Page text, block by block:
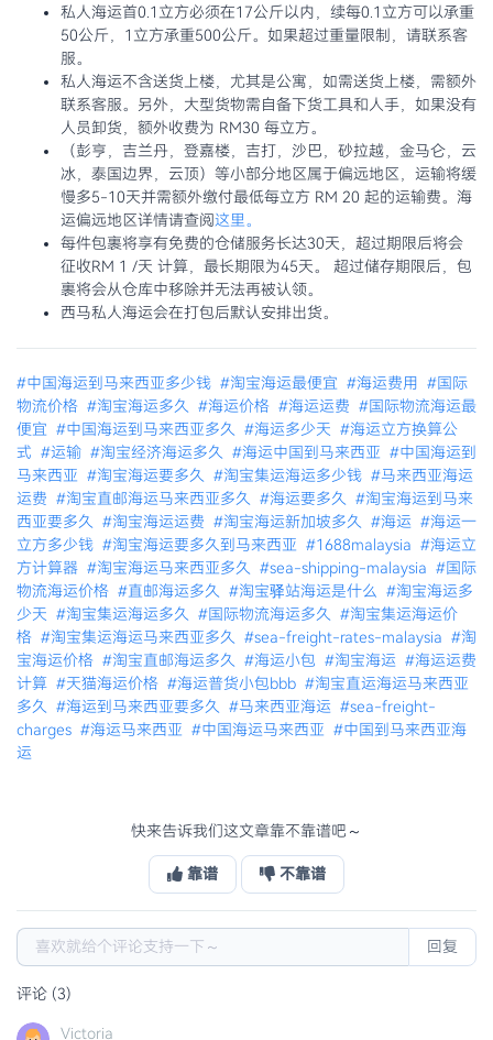
私人海运首0.1立方必须在17公斤以内，续每0.1立方可以承重
50公斤，1立方承重500公斤。如果超过重量限制，请联系客
服。
私人海运不含送货上楼，尤其是公寓，如需送货上楼，需额外
联系客服。另外，大型货物需自备下货工具和人手，如果没有
人员卸货，额外收费为 RM30 每立方。
（彭亨，吉兰丹，登嘉楼，吉打，沙巴，砂拉越，金马仑，云
冰，泰国边界，云顶）等小部分地区属于偏远地区，运输将缓
慢多5-10天并需额外缴付最低每立方 RM 20 起的运输费。海
运偏远地区详情请查阅这里。
每件包裹将享有免费的仓储服务长达30天，超过期限后将会
征收RM 1 /天 计算，最长期限为45天。 超过储存期限后，包
裹将会从仓库中移除并无法再被认领。
西马私人海运会在打包后默认安排出货。
#中国海运到马来西亚多少钱 #淘宝海运最便宜 #海运费用
#国际
物流价格 #淘宝海运多久 #海运价格 #海运运费 #国际物流海运最
便宜 #中国海运到马来西亚多久 #海运多少天 #海运立方换算公
式 #运输 #淘宝经济海运多久 #海运中国到马来西亚 #中国海运到
马来西亚 #淘宝海运要多久 #淘宝集运海运多少钱 #马来西亚海运
运费 #淘宝直邮海运马来西亚多久 #海运要多久 #淘宝海运到马来
西亚要多久 #淘宝海运运费 #淘宝海运新加坡多久 #海运 #海运一
立方多少钱 #淘宝海运要多久到马来西亚 #1688malaysia #海运立
方计算器 #淘宝海运马来西亚多久 #sea-shipping-malaysia #国际
物流海运价格 #直邮海运多久 #淘宝驿站海运是什么 #淘宝海运多
少天 #淘宝集运海运多久 #国际物流海运多久 #淘宝集运海运价
格 #淘宝集运海运马来西亚多久 #sea-freight-rates-malaysia #淘
宝海运价格 #淘宝直邮海运多久 #海运小包 #淘宝海运 #海运运费
计算 #天猫海运价格 #海运普货小包bbb #淘宝直运海运马来西亚
多久 #海运到马来西亚要多久 #马来西亚海运 #sea-freight-
charges #海运马来西亚 #中国海运马来西亚 #中国到马来西亚海
运
快来告诉我们这文章靠不靠谱吧～
靠谱 不靠谱
回复
评论 (3)
Victoria